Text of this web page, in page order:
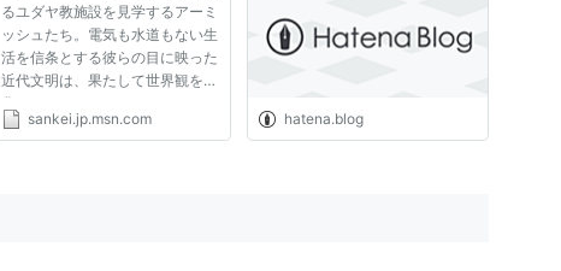
るユダヤ教施設を見学するアーミ
ッシュたち。電気も水道もない生
活を信条とする彼らの目に映った
近代文明は、果たして世界観を変
化させるほどのものであったか＝
３月３１日（ＡＰ） 伝統を守
sankei.jp.msn.com hatena.blog